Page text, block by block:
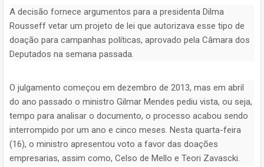
A decisão fornece argumentos para a presidenta Dilma
Rousseff vetar um projeto de lei que autorizava esse tipo de
doação para campanhas políticas, aprovado pela Câmara dos
Deputados na semana passada.
O julgamento começou em dezembro de 2013, mas em abril
do ano passado o ministro Gilmar Mendes pediu vista, ou seja,
tempo para analisar o documento, o processo acabou sendo
interrompido por um ano e cinco meses. Nesta quarta-feira
(16), o ministro apresentou voto a favor das doações
empresarias, assim como, Celso de Mello e Teori Zavascki.